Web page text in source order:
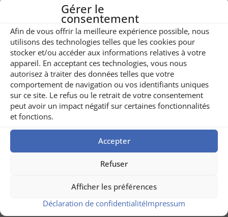
Gérer le
consentement
Afin de vous offrir la meilleure expérience possible, nous
utilisons des technologies telles que les cookies pour
stocker et/ou accéder aux informations relatives à votre
appareil. En acceptant ces technologies, vous nous
autorisez à traiter des données telles que votre
comportement de navigation ou vos identifiants uniques
sur ce site. Le refus ou le retrait de votre consentement
peut avoir un impact négatif sur certaines fonctionnalités
et fonctions.
Accepter
Refuser
Afficher les préférences
Déclaration de confidentialitéImpressum
Pêche à Buzau
sur le lac Siriu